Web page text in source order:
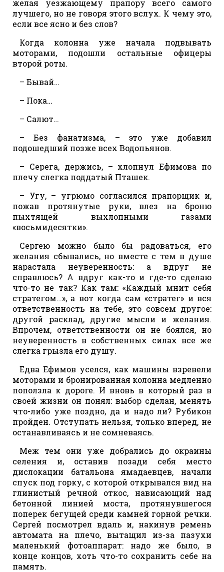
желая уезжающему прапору всего самого
лучшего, но не говоря этого вслух. К чему это,
если все ясно и без слов?
Когда колонна уже начала подвывать
моторами, подошли остальные офицеры
второй роты.
– Бывай…
– Пока…
– Салют…
– Без фанатизма, – это уже добавил
подошедший позже всех Водопьянов.
– Серега, держись, – хлопнул Ефимова по
плечу слегка поддатый Пташек.
– Угу, – угрюмо согласился прапорщик и,
пожав протянутые руки, влез на броню
пыхтящей выхлопными газами
«восьмидесятки».
Сергею можно было бы радоваться, его
желания сбывались, но вместе с тем в душе
нарастала неуверенность: а вдруг не
справлюсь? А вдруг как-то и где-то сделаю
что-то не так? Как там: «Каждый мнит себя
стратегом…», а вот когда сам «стратег» и вся
ответственность на тебе, это совсем другое:
другой расклад, другие мысли и желания.
Впрочем, ответственности он не боялся, но
неуверенность в собственных силах все же
слегка грызла его душу.
Едва Ефимов уселся, как машины взревели
моторами и бронированная колонна медленно
поползла к дороге. И вновь в который раз в
своей жизни он понял: выбор сделан, менять
что-либо уже поздно, да и надо ли? Рубикон
пройден. Отступать нельзя, только вперед, не
останавливаясь и не сомневаясь.
Меж тем они уже добрались до окраины
селения и, оставив позади себя место
дислокации батальона ямадаевцев, начали
спуск под горку, с которой открывался вид на
глинистый речной откос, нависающий над
бетонной линией моста, протянувшегося
поперек бегущей среди камней горной речки.
Сергей посмотрел вдаль и, накинув ремень
автомата на плечо, вытащил из-за пазухи
маленький фотоаппарат: надо же было, в
конце концов, хоть что-то сохранить себе на
память.